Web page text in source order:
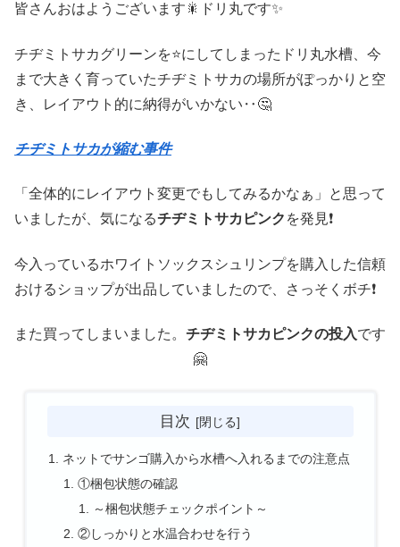
皆さんおはようございます🎇ドリ丸です✨
チヂミトサカグリーンを⭐にしてしまったドリ丸水槽、今
まで大きく育っていたチヂミトサカの場所がぽっかりと空
き、レイアウト的に納得がいかない‥🤔
チヂミトサカが縮む事件
「全体的にレイアウト変更でもしてみるかなぁ」と思って
いましたが、気になるチヂミトサカピンク を発見❗
今入っているホワイトソックスシュリンプを購入した信頼
おけるショップが出品していましたので、さっそくボチ❗
また買ってしまいました。 チヂミトサカピンクの投入です
🤗
目次
ネットでサンゴ購入から水槽へ入れるまでの注意点
①梱包状態の確認
～梱包状態チェックポイント～
②しっかりと水温合わせを行う